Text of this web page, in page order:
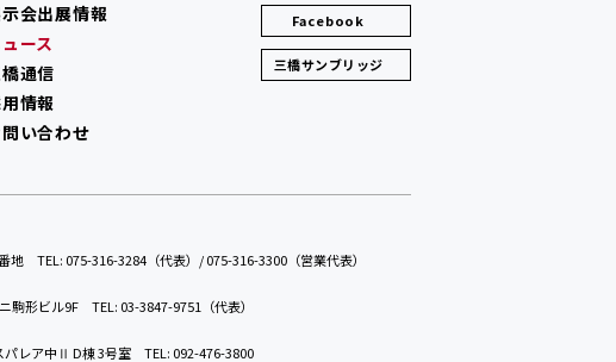
会出展情報
ース
通信
情報
い合わせ
Facebook
三橋サンブリッジ
地 TEL: 075-316-3284（代表） /075-316-3300（営業代表）
駒形ビル9F TEL: 03-3847-9751（代表）
パレア中Ⅱ D棟 3号室 TEL: 092-476-3800